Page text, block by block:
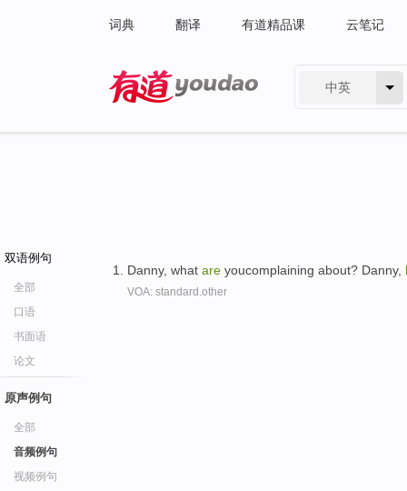
词典 翻译 有道精品课 云笔记
中英
双语例句
全部
口语
书面语
论文
原声例句
全部
音频例句
视频例句
Danny, what are youcomplaining about? Danny,
VOA: standard.other